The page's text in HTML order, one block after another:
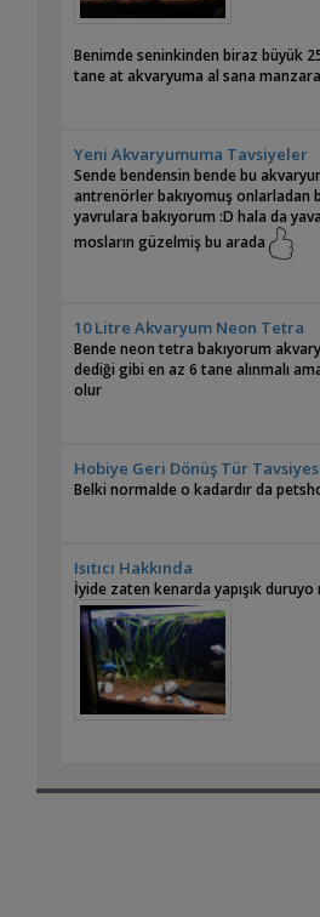
Benimde seninkinden biraz büyük
tane at akvaryuma al sana
Yeni Akvaryumuma Tavsiyeler
Sende bendensin bende bu
antrenörler bakıyomuş onlarladan
yavrulara bakıyorum :D hala da
mosların güzelmiş bu arada
10 Litre Akvaryum Neon Tetra
Bende neon tetra bakıyorum
dediği gibi en az 6 tane alınmalı
olur
Hobiye Geri Dönüş Tür
Belki normalde o kadardır da
Isıtıcı Hakkında
İyide zaten kenarda yapışık